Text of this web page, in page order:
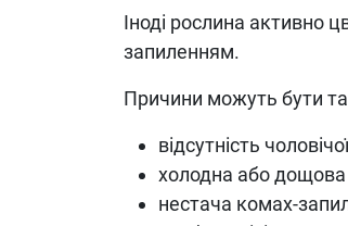
Іноді рослина активно
запиленням.
Причини можуть бути
відсутність
холодна або дощова
нестача комах-